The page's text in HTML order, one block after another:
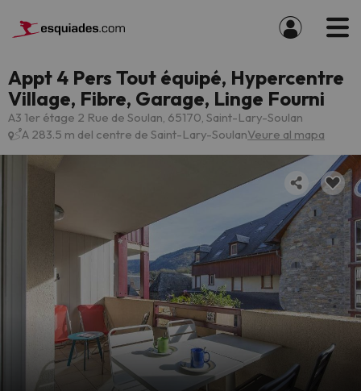
Appt 4 Pers Tout équipé, Hypercentre
Village, Fibre, Garage, Linge Fourni
A3 1er étage 2 Rue de Soulan, 65170, Saint-Lary-Soulan
A 283.5 m del centre de Saint-Lary-SoulanVeure al mapa